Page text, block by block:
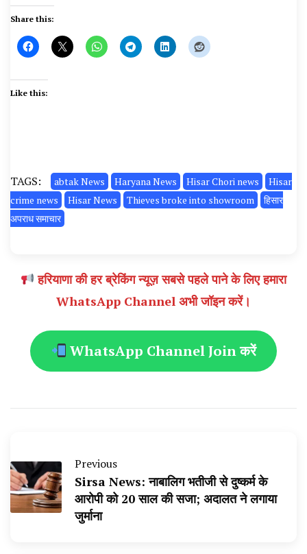
Share this:
Like this:
TAGS: abtak News Haryana News Hisar Chori news
Hisar
crime news
Hisar News Thieves broke into showroom
हिसार
अपराध समाचार
हरियाणा की हर ब्रेकिंग न्यूज़ सबसे पहले पाने के लिए हमारा
WhatsApp Channel अभी जॉइन करें।
WhatsApp Channel Join करें
Previous
Sirsa News: नाबालिग भतीजी से दुष्कर्म के
आरोपी को 20 साल की सजा; अदालत ने लगाया
जुर्माना